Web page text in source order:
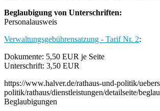
Beglaubigung von Unterschriften:
Personalausweis
Verwaltungsgebührensatzung - Tarif Nr. 2:
Dokumente: 5,50 EUR je Seite
Unterschrift: 3,50 EUR
https://www.halver.de/rathaus-und-politik/
politik/rathaus/dienstleistungen/detailseite/
Beglaubigungen